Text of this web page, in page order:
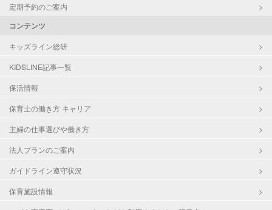
定期予約のご案内
コンテンツ
キッズライン総研
KIDSLINE記事一覧
保活情報
保育士の働き方 キャリア
主婦の仕事選びや働き方
法人プランのご案内
ガイドライン遵守状況
保育施設情報